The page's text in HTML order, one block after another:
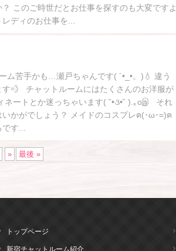
このご時世だとお仕事を探すのも大変ですよ
ディのお仕事を...
ム苦手かも…瀬戸ちゃんです( ´•_•。)💧 違う
す💨 チャットルームにはたくさんのお洋服が
ネートとか迷っちゃいます( ˘•૩•˘ ).｡oஇ それ
かがでしょう？ メイドのコスプレฅ(･ω･=)ฅ
す...
» 最後 »
トップページ
新宿チャットルーム紹介